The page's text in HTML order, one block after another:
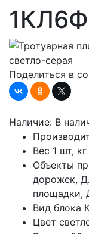
Поделиться в
Наличие: В
Вес 1 шт, кг
Объекты
дорожек,
площадки,
Вид блока
Цвет